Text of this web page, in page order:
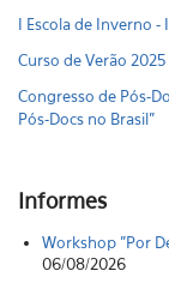
I Escola de Inverno -
Curso de Verão 2025
Congresso de Pós-
Pós-Docs no Brasil"
Informes
Workshop "Por
06/08/2026